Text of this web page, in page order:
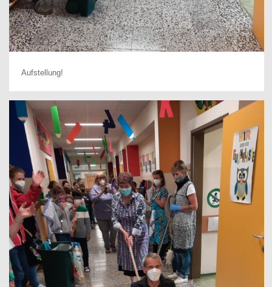
Aufstellung!